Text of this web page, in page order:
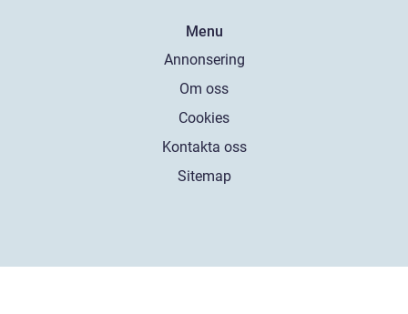
Menu
Annonsering
Om oss
Cookies
Kontakta oss
Sitemap